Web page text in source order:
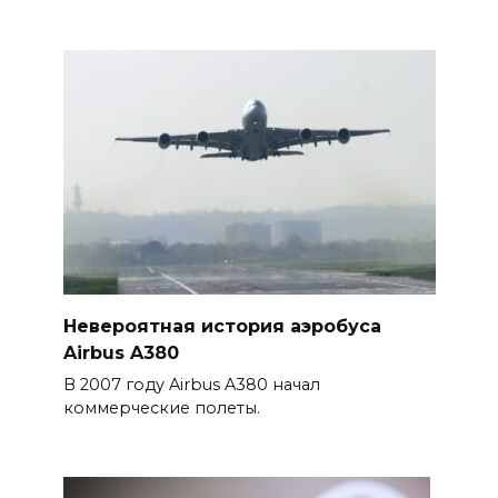
Невероятная история аэробуса
Airbus A380
В 2007 году Airbus A380 начал
коммерческие полеты.